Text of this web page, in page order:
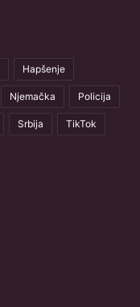
Hapšenje
Njemačka Policija
Srbija TikTok